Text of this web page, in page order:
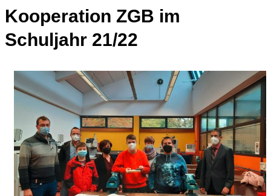
Kooperation ZGB im
Schuljahr 21/22